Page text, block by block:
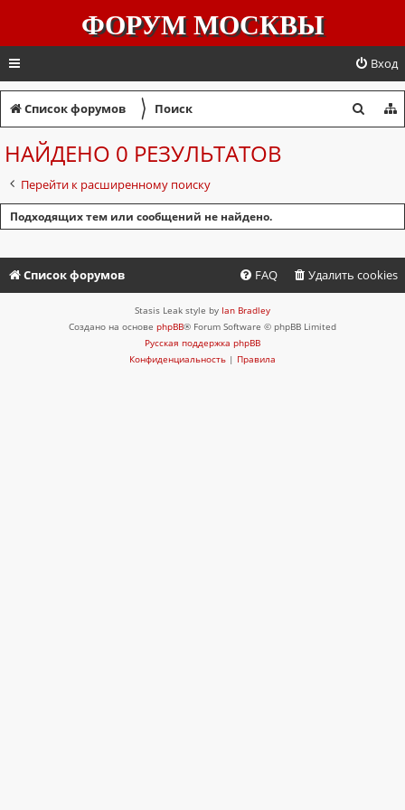
ФОРУМ МОСКВЫ
Вход
Список форумов 〉 Поиск
НАЙДЕНО 0 РЕЗУЛЬТАТОВ
Перейти к расширенному поиску
Подходящих тем или сообщений не найдено.
Список форумов Удалить cookies
FAQ
Stasis Leak style by Ian Bradley
Создано на основе phpBB® Forum Software © phpBB Limited
Русская поддержка phpBB
Конфиденциальность | Правила